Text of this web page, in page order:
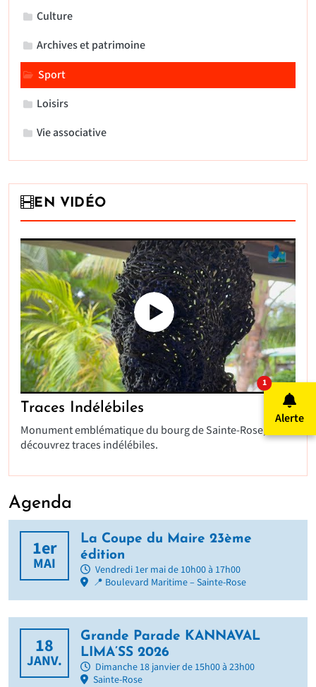
Culture
Archives et patrimoine
Sport
Loisirs
Vie associative
EN VIDÉO
Traces Indélébiles
Monument emblématique du bourg de Sainte-Rose,
découvrez traces indélébiles.
Agenda
1er
MAI
La Coupe du Maire 23ème
édition
Vendredi 1er mai de 10h00 à 17h00
📍 Boulevard Maritime – Sainte-Rose
18
JANV.
Grande Parade KANNAVAL
LIMA’SS 2026
Dimanche 18 janvier de 15h00 à 23h00
Sainte-Rose
1NOMBRE
Alerte